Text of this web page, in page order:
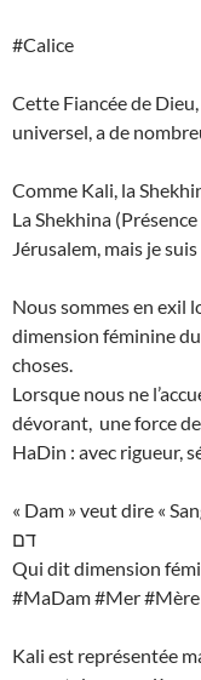
#Calice
Cette Fiancée de
universel, a de
Comme Kali, la
La Shekhina
Jérusalem, mais je
Nous sommes en exil
dimension féminine
choses.
Lorsque nous ne
dévorant, une force
HaDin : avec rigueur,
« Dam » veut dire «
דם
Qui dit dimension
#MaDam #Mer #Mère
Kali est représentée